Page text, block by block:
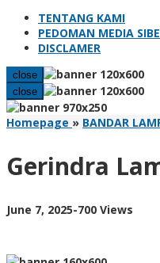
TENTANG KAMI
PEDOMAN MEDIA
DISCLAMER
close
close
Homepage » BANDAR
Gerindra
June 7, 2025by
-700 Views